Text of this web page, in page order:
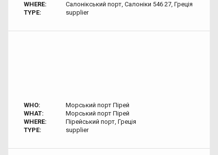
WHERE:
Салонікський порт, Салоніки 546 27, Греція
TYPE:
supplier
WHO:
Морський порт Пірей
WHAT:
Морський порт Пірей
WHERE:
Пірейський порт, Греція
TYPE:
supplier